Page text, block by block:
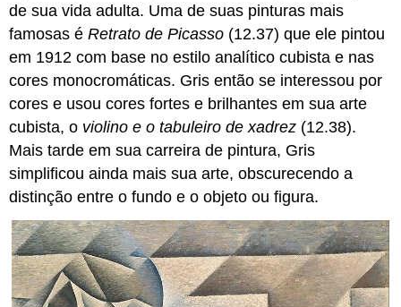
de sua vida adulta. Uma de suas pinturas mais
famosas éRetrato de Picasso (12.37) que ele pintou
em 1912 com base no estilo analítico cubista e nas
cores monocromáticas. Gris então se interessou por
cores e usou cores fortes e brilhantes em sua arte
cubista, o violino e o tabuleiro de xadrez (12.38).
Mais tarde em sua carreira de pintura, Gris
simplificou ainda mais sua arte, obscurecendo a
distinção entre o fundo e o objeto ou figura.